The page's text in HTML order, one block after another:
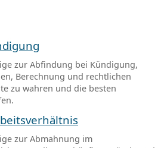
zur Abfindung bei Kündigung,
Berechnung und rechtlichen
zu wahren und die besten
zur Abmahnung im